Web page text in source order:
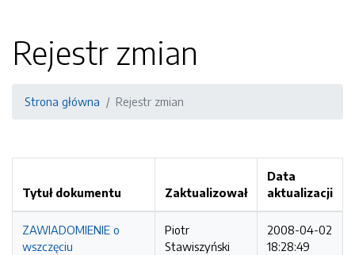
Rejestr zmian
Strona główna Rejestr zmian
Tytuł dokumentu Zaktualizował
Data
aktualizacji
ZAWIADOMIENIE o
wszczęciu
Piotr
Stawiszyński
2008-04-02
18:28:49